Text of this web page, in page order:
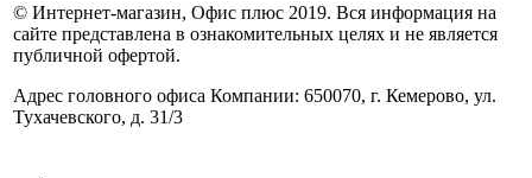
© Интернет-магазин, Офис плюс 2019. Вся информация на
сайте представлена в ознакомительных целях и не является
публичной офертой.
Адрес головного офиса Компании: 650070, г. Кемерово, ул.
Тухачевского, д. 31/3